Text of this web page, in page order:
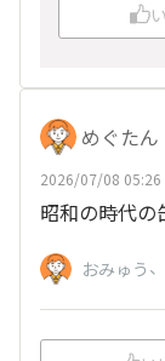
めぐたん
2026/07/08 05:26
昭和の時代の
おみゅう 、